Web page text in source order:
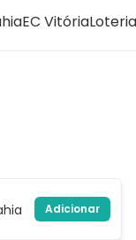
EC Vitória
Adicionar